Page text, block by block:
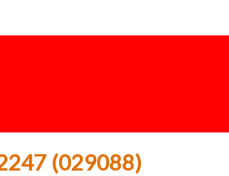
(029088)